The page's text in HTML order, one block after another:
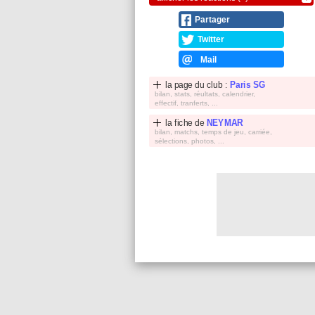
Partager
Twitter
Mail
la page du club : Paris SG
bilan, stats, réultats, calendrier,
effectif, tranferts, ...
la fiche de NEYMAR
bilan, matchs, temps de jeu, carriée,
sélections, photos, ...